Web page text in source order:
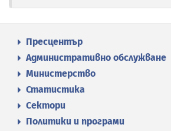
Пресцентър
Административно обслужване
Министерство
Статистика
Сектори
Политики и програми